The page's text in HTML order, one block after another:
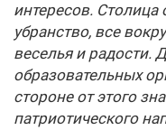
интересов. Столица
убранство, все
веселья и радости.
образовательных
стороне от этого
патриотического